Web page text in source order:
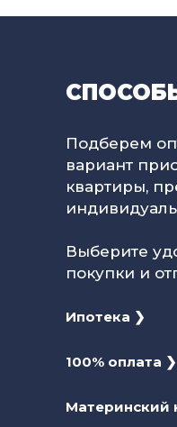
Подберем
вариант
квартиры,
Выберите
покупки и